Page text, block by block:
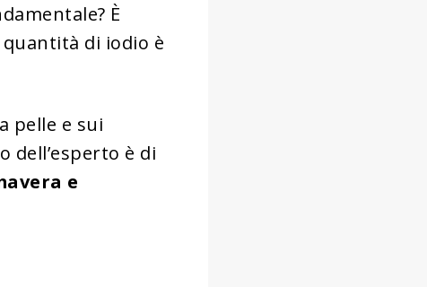
È
di iodio è
pelle e sui
dell’esperto è di
e